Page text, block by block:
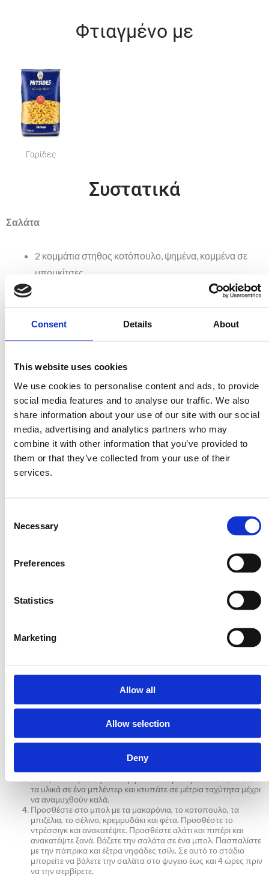
Consent Details About
This website uses cookies
We use cookies to personalise content and ads, to provide
social media features and to analyse our traffic. We also
share information about your use of our site with our social
media, advertising and analytics partners who may
combine it with other information that you’ve provided to
them or that they’ve collected from your use of their
services.
Selection
Necessary
Preferences
Statistics
Marketing
Allow all
Allow selection
Deny
Φτιαγμένο με
Γαρίδες
Συστατικά
Σαλάτα
2 κομμάτια στηθος κοτόπουλο, ψημένα, κομμένα σε
μπουκίτσες
«Μιτσίδη»
2 μπαστουνάκια σέλινο ψιλοκομμένο
100 γρ φέτα, σπασμένη με τα χέρια
αλάτι και πιπέρι, αναλόγως προτίμησης
1 κουταλάκι πάπρικα
Για τη σάλτσα:
50 γρ φέτα
Μόλις κοχλάσει το νερό, ρίξτε μέσα τα μπιζέλια και βράστε τα
για 4 λεπτά, να ψηθούν. Τα βγάζετε από το νερό με τρυπητό
Έτσι δεν θα χάσουν το πράσινο χρώμα τους. Τα στραγγίζετε
Στο ίδιο νερό που βράσατε τα μπιζέλια, προσθέστε τα
μακαρονια. Τα βράζετε σύμφωνα με τις οδηγίες στο πακέτο. Τα
κρυώσουν και να σταματησουν να ψήνονται. Τα στραγγίζετε
τα υλικά σε ένα μπλέντερ και κτυπάτε σε μέτρια ταχύτητα μέχρι
να αναμυχθούν καλά.
Προσθέστε στο μπολ με τα μακαρόνια, το κοτοπουλο, τα
μπιζέλια, το σέλινο, κρεμμυδάκι και φέτα. Προσθέστε το
ντρέσσιγκ και ανακατέψτε. Προσθέστε αλάτι και πιπέρι και
ανακατέψτε ξανά. Βάζετε την σαλάτα σε ένα μπολ. Πασπαλίστε
με την πάπρικα και έξτρα νηφάδες τσίλι. Σε αυτό το στάδιο
μπορείτε να βάλετε την σαλάτα στο ψυγειο έως και 4 ώρες πριν
να την σερβίρετε.